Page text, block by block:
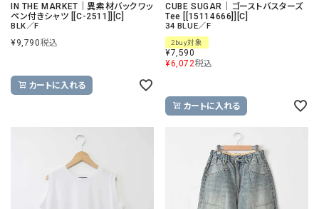
IN THE MARKET｜異素材バックワッ
ペン付きシャツ [[C-2511]][C]
BLK／F
¥9,790税込
カートに入れる
CUBE SUGAR｜ゴーストバスターズ
Tee [[15114666]][C]
34 BLUE／F
2buy対象
¥7,590
¥6,072税込
カートに入れる